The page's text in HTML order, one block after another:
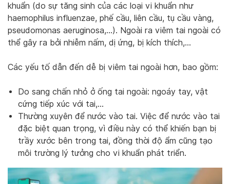
khuẩn (do sự tăng sinh của các loại vi khuẩn như
haemophilus influenzae, phế cầu, liên cầu, tụ cầu vàng,
pseudomonas aeruginosa,…). Ngoài ra viêm tai ngoài có
thể gây ra bởi nhiễm nấm, dị ứng, bị kích thích,…
Các yếu tố dẫn đến dễ bị viêm tai ngoài hơn, bao gồm:
Do sang chấn nhỏ ở ống tai ngoài: ngoáy tay, vật
cứng tiếp xúc với tai,…
Thường xuyên để nước vào tai. Việc để nước vào tai
đặc biệt quan trọng, vì điều này có thể khiến bạn bị
trầy xước bên trong tai, đồng thời độ ẩm cũng tạo
môi trường lý tưởng cho vi khuẩn phát triển.